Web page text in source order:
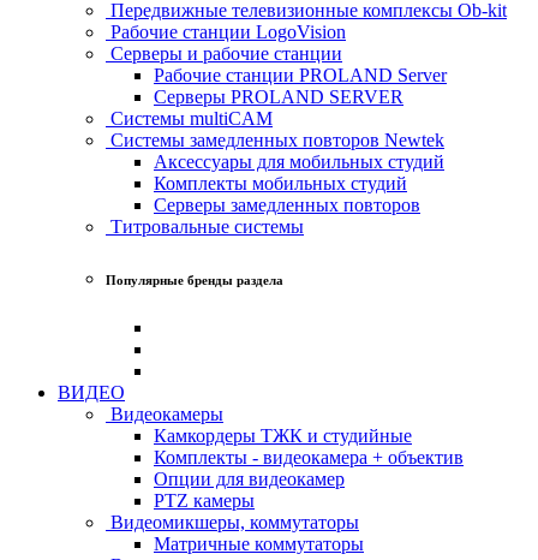
Передвижные телевизионные комплексы Ob-kit
Рабочие станции LogoVision
Серверы и рабочие станции
Рабочие станции PROLAND Server
Серверы PROLAND SERVER
Системы multiCAM
Системы замедленных повторов Newtek
Аксессуары для мобильных студий
Комплекты мобильных студий
Серверы замедленных повторов
Титровальные системы
Популярные бренды раздела
ВИДЕО
Видеокамеры
Камкордеры ТЖК и студийные
Комплекты - видеокамера + объектив
Опции для видеокамер
PTZ камеры
Видеомикшеры, коммутаторы
Матричные коммутаторы